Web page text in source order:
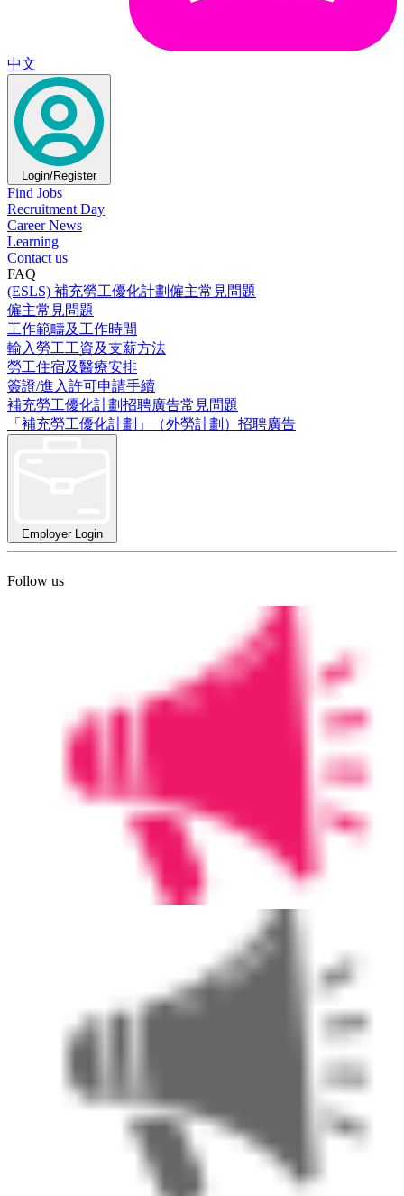
中文
Login/Register
Find Jobs
Recruitment Day
Career News
Learning
Contact us
FAQ
(ESLS) 補充勞工優化計劃僱主常見問題
僱主常見問題
工作範疇及工作時間
輸入勞工工資及支薪方法
勞工住宿及醫療安排
簽證/進入許可申請手續
補充勞工優化計劃招聘廣告常見問題
「補充勞工優化計劃」（外勞計劃）招聘廣告
Employer Login
Follow us